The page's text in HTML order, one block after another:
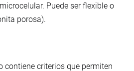
Puede ser flexible o
porosa).
contiene criterios que permiten